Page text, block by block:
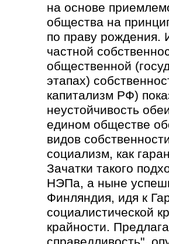
на основе
общества на
по праву рождения.
частной
общественной
этапах)
капитализм РФ)
неустойчивость
едином обществе
видов
социализм, как
Зачатки такого
НЭПа, а ныне
Финляндия, идя к
социалистической
крайности.